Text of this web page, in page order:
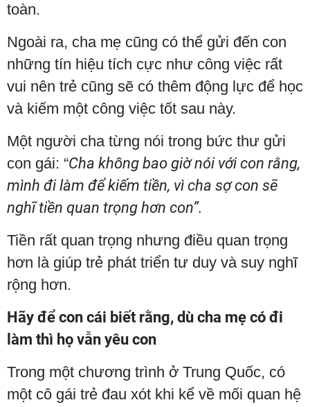
toàn.
Ngoài ra, cha mẹ cũng có thể gửi đến con
những tín hiệu tích cực như công việc rất
vui nên trẻ cũng sẽ có thêm động lực để học
và kiếm một công việc tốt sau này.
Một người cha từng nói trong bức thư gửi
con gái: “Cha không bao giờ nói với con rằng,
mình đi làm để kiếm tiền, vì cha sợ con sẽ
nghĩ tiền quan trọng hơn con”.
Tiền rất quan trọng nhưng điều quan trọng
hơn là giúp trẻ phát triển tư duy và suy nghĩ
rộng hơn.
Hãy để con cái biết rằng, dù cha mẹ có đi
làm thì họ vẫn yêu con
Trong một chương trình ở Trung Quốc, có
một cô gái trẻ đau xót khi kể về mối quan hệ